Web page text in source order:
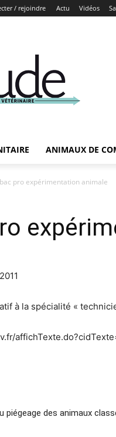
/ rejoindre Actu Vidéos
ANIMAUX DE
bac pro expérimentation animale
à la spécialité «
piégeage des animaux